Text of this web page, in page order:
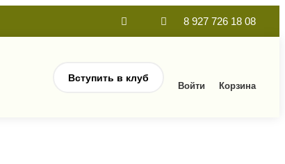
8 927 726 18 08
Вступить в клуб
Войти Корзина